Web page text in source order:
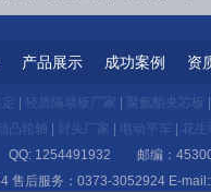
产品展示 成功案例 资
轻质隔墙板厂家 聚氨酯夹芯板
凸轮轴 封头厂家 电动平车
花生
QQ: 1254491932 邮编：
售后服务：0373-3052924 E-